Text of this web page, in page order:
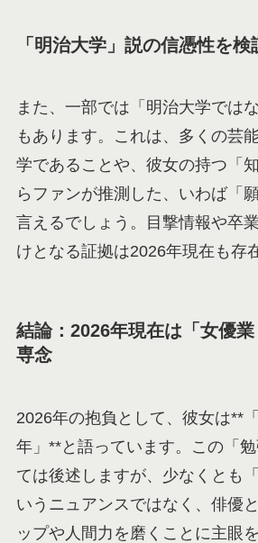
「明治大学」説の信憑性を検
また、一部では「明治大学では
もあります。これは、多くの芸
学であることや、彼女の持つ「
らファンが推測した、いわば「
言えるでしょう。目撃情報や卒
けとなる証拠は2026年現在も存
結論：2026年現在は「女優
専念
2026年の抱負として、彼女は**
年」**と語っています。この「
ては後述しますが、少なくとも
いうニュアンスではなく、俳優
ップや人間力を磨くことに主眼